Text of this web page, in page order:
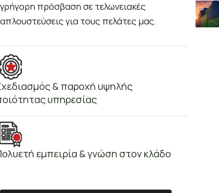
γρήγορη πρόσβαση σε τελωνειακές
απλουστεύσεις για τους πελάτες μας.
& παροχή υψηλής
υπηρεσίας
εμπειρία & γνώση στον κλάδο